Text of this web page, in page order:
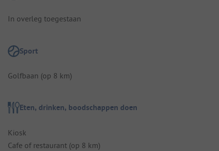
In overleg toegestaan
Sport
Golfbaan (op 8 km)
Eten, drinken, boodschappen doen
Kiosk
Cafe of restaurant (op 8 km)